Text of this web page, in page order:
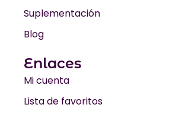
Suplementación
Blog
Enlaces
Mi cuenta
Lista de favoritos